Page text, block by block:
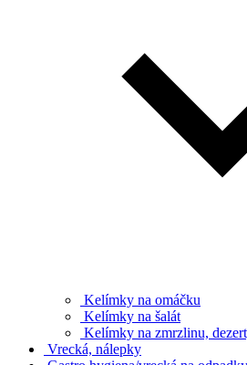
Kelímky na omáčku
Kelímky na šalát
Kelímky na zmrzlinu,
Vrecká, nálepky